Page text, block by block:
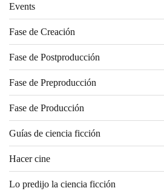
Events
Fase de Creación
Fase de Postproducción
Fase de Preproducción
Fase de Producción
Guías de ciencia ficción
Hacer cine
Lo predijo la ciencia ficción